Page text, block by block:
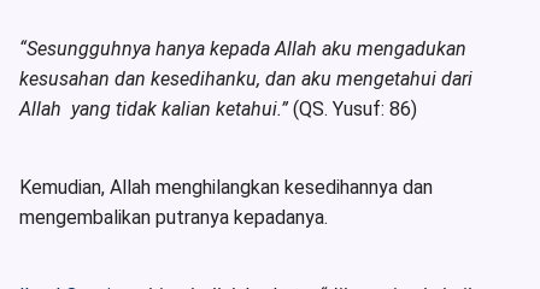
“Sesungguhnya hanya kepada Allah aku mengadukan
kesusahan dan kesedihanku, dan aku mengetahui dari
Allah yang tidak kalian ketahui.” (QS. Yusuf: 86)
Kemudian, Allah menghilangkan kesedihannya dan
mengembalikan putranya kepadanya.